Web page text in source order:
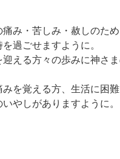
痛み・苦しみ・赦しのた
過ごせますように。
迎える方々の歩みに神さ
みを覚える方、生活に困
やしがありますように。